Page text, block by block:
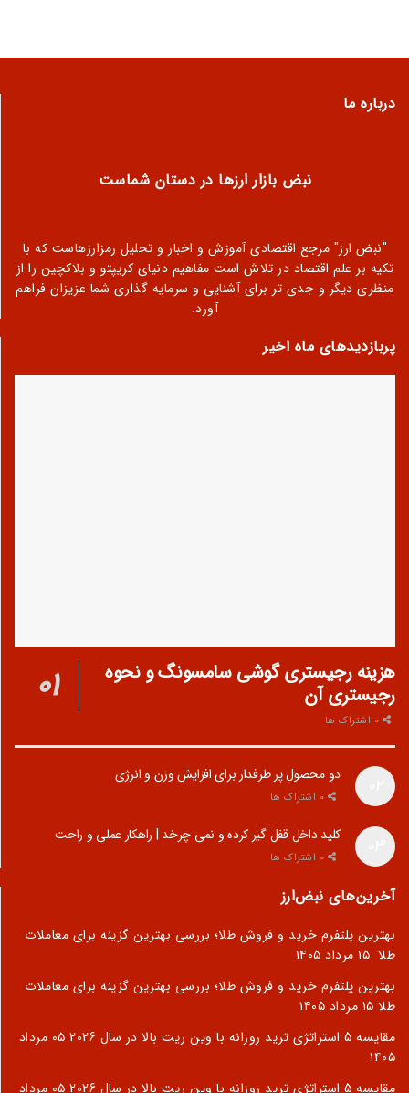
درباره ما
نبض بازار ارزها در دستان شماست
"نبض ارز" مرجع اقتصادی آموزش و اخبار و تحلیل رمزارزهاست که با
تکیه بر علم اقتصاد در تلاش است مفاهیم دنیای کریپتو و بلاکچین را از
منظری دیگر و جدی تر برای آشنایی و سرمایه گذاری شما عزیزان فراهم
آورد.
پربازدیدهای ماه اخیر
هزینه رجیستری گوشی سامسونگ و نحوه
رجیستری آن
دو محصول پر طرفدار برای افزایش وزن و انرژی
کلید داخل قفل گیر کرده و نمی چرخد | راهکار عملی و راحت
آخرین‌های نبض‌ارز
بهترین پلتفرم خرید و فروش طلا؛ بررسی بهترین گزینه برای معاملات
طلا ۱۵ مرداد ۱۴۰۵
بهترین پلتفرم خرید و فروش طلا؛ بررسی بهترین گزینه برای معاملات
طلا ۱۵ مرداد ۱۴۰۵
مقایسه 5 استراتژی ترید روزانه با وین ریت بالا در سال 2026
۰۵ مرداد
۱۴۰۵
مقایسه 5 استراتژی ترید روزانه با وین ریت بالا در سال 2026
۰۵ مرداد